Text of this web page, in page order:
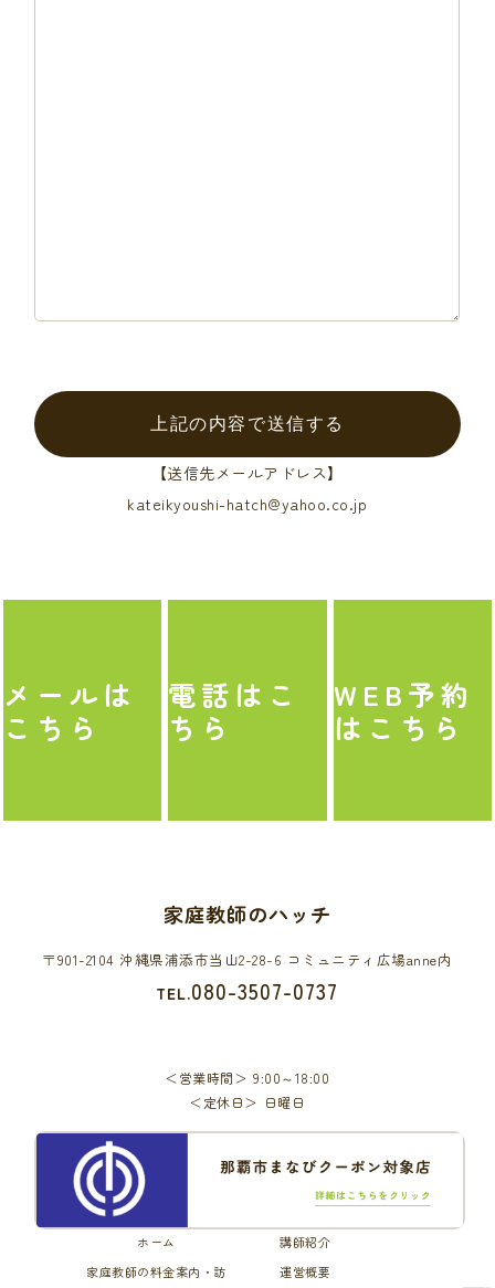
【送信先メールアドレス】
kateikyoushi-hatch@yahoo.co.jp
メール は
こちら
電話 はこ
ちら
WEB予約
はこちら
家庭教師のハッチ
〒901-2104 沖縄県浦添市当山2-28-6 コミュニティ広場anne内
TEL.080-3507-0737
営業時間
9:00～18:00
定休日
日曜日
ホーム
家庭教師の料金案内・訪
講師紹介
運営概要